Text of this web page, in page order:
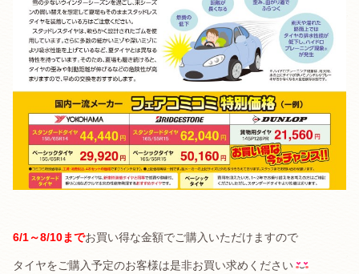
6/1～8/10までお買い得な金額でご購入いただけますので
タイヤをご購入予定のお客様は是非お買い求めください